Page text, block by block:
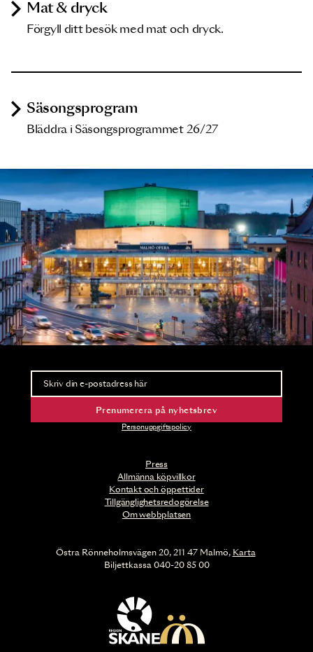
Mat & dryck
Förgyll ditt besök med mat och dryck.
Säsongsprogram
Bläddra i Säsongsprogrammet 26/27
Press
Allmänna köpvillkor
Kontakt och öppettider
Tillgänglighetsredogörelse
Om webbplatsen
Nyhetsbrev
Ta del av förhandsinformation och biljettsläpp.
Prenumerera på nyhetsbrev
Personuppgiftspolicy
Östra Rönneholmsvägen 20, 211 47 Malmö, Karta
Biljettkassa 040-20 85 00